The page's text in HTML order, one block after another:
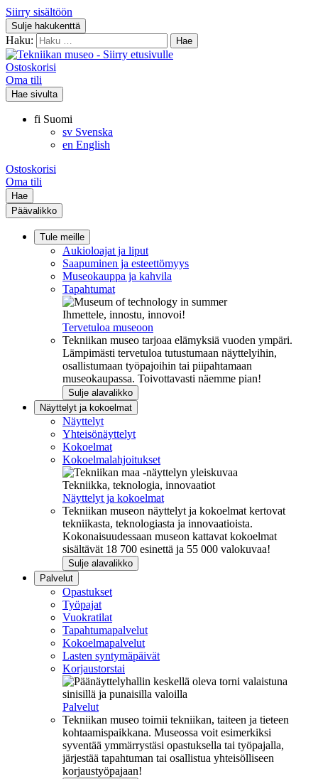
Siirry sisältöön
Sulje hakukenttä
Haku:
Ostoskorisi
Oma tili
Hae sivulta
fi Suomi
sv Svenska
en English
Ostoskorisi
Oma tili
Hae
Päävalikko
Tule meille
Aukioloajat ja liput
Saapuminen ja esteettömyys
Museokauppa ja kahvila
Tapahtumat
Ihmettele, innostu, innovoi!
Tervetuloa museoon
Tekniikan museo tarjoaa elämyksiä vuoden ympäri.
Lämpimästi tervetuloa tutustumaan näyttelyihin,
osallistumaan työpajoihin tai piipahtamaan
museokaupassa. Toivottavasti näemme pian!
Sulje alavalikko
Näyttelyt ja kokoelmat
Näyttelyt
Yhteisönäyttelyt
Kokoelmat
Kokoelmalahjoitukset
Tekniikka, teknologia, innovaatiot
Näyttelyt ja kokoelmat
Tekniikan museon näyttelyt ja kokoelmat kertovat
tekniikasta, teknologiasta ja innovaatioista.
Kokonaisuudessaan museon kattavat kokoelmat
sisältävät 18 700 esinettä ja 55 000 valokuvaa!
Sulje alavalikko
Palvelut
Opastukset
Työpajat
Vuokratilat
Tapahtumapalvelut
Kokoelmapalvelut
Lasten syntymäpäivät
Korjaustorstai
Palvelut
Tekniikan museo toimii tekniikan, taiteen ja tieteen
kohtaamispaikkana. Museossa voit esimerkiksi
syventää ymmärrystäsi opastuksella tai työpajalla,
järjestää tapahtuman tai osallistua yhteisölliseen
korjaustyöpajaan!